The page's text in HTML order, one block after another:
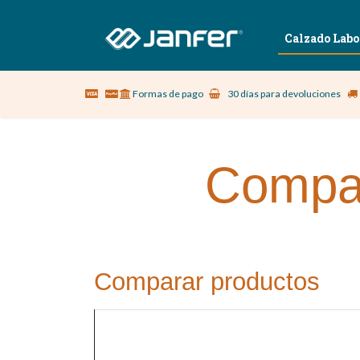
Sobre nosotros Vestuario Laboral Calzado
Formas de pago 30 días para devoluciones
Comparar productos